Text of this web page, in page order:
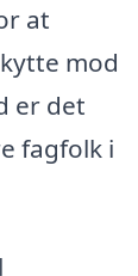
at
mod
er det
fagfolk i